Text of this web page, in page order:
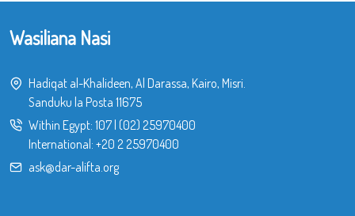
Wasiliana Nasi
Hadiqat al-Khalideen, Al Darassa, Kairo, Misri.
Sanduku la Posta 11675
Within Egypt: 107| (02) 25970400
International: +20 2 25970400
ask@dar-alifta.org